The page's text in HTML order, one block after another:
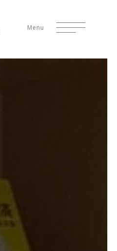
Menu